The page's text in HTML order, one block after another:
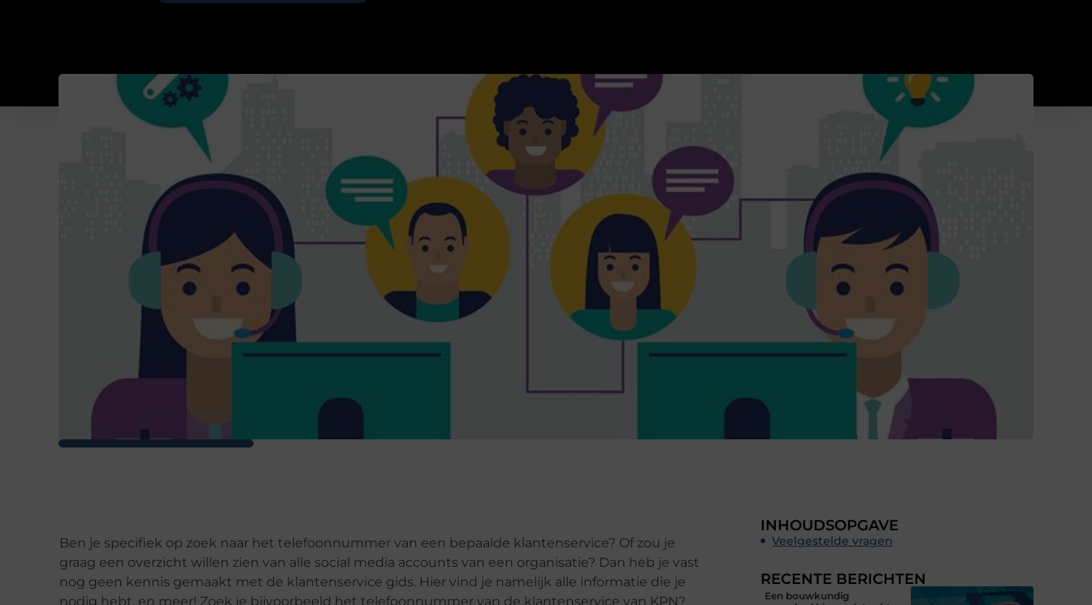
Ben je specifiek op zoek naar het telefoonnummer van een bepaalde klantenservice? Of zou je
graag een overzicht willen zien van alle social media accounts van een organisatie? Dan heb je vast
nog geen kennis gemaakt met de klantenservice gids. Hier vind je namelijk alle informatie die je
nodig hebt, en meer! Zoek je bijvoorbeeld het telefoonnummer van de klantenservice van KPN?
INHOUDSOPGAVE
Veelgestelde vragen
RECENTE BERICHTEN
Een bouwkundig